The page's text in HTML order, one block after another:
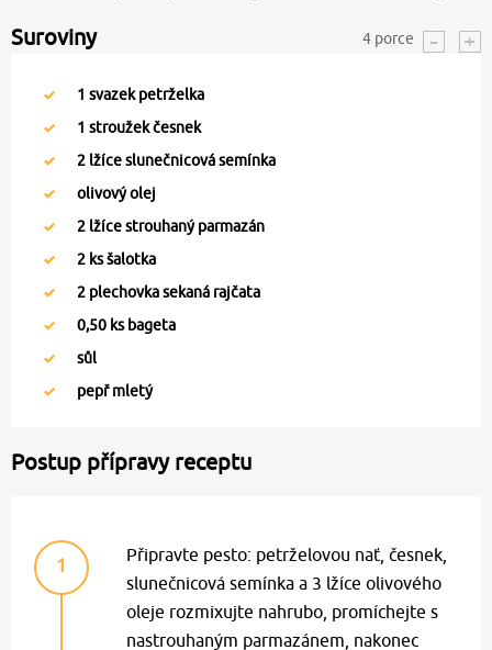
Suroviny 4 porce
1 svazek petrželka
1 stroužek česnek
2 lžíce slunečnicová semínka
olivový olej
2 lžíce strouhaný parmazán
2 ks šalotka
2 plechovka sekaná rajčata
0,50 ks bageta
sůl
pepř mletý
Postup přípravy receptu
1
Připravte pesto: petrželovou nať, česnek,
slunečnicová semínka a 3 lžíce olivového
oleje rozmixujte nahrubo, promíchejte s
nastrouhaným parmazánem, nakonec